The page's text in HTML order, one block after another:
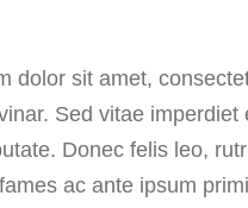
dolor sit amet,
Sed vitae
Donec felis leo,
ac ante ipsum